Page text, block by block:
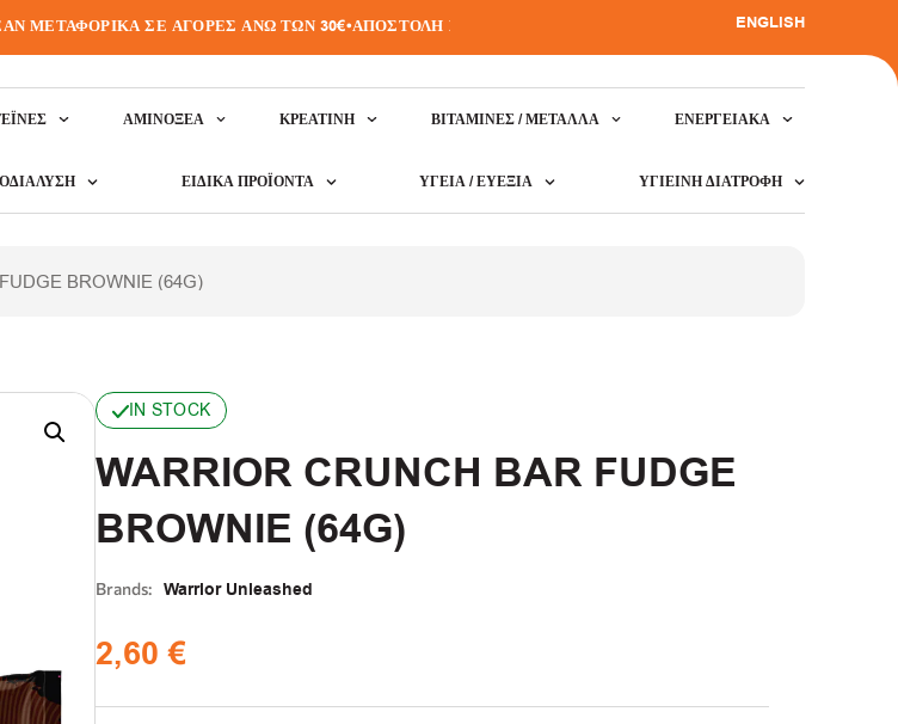
ΣΕ ΑΓΟΡΕΣ ΑΝΩ ΤΩΝ 30€ •ΑΠΟΣΤΟΛΗ ΣΕ ΟΛΗ ΤΗΝ ΕΛΛΑΔΑ ENGLISH
ΑΜΙΝΟΞΈΑ ΚΡΕΑΤΙΝΗ ΒΙΤΑΜΊΝΕΣ / ΜΈΤΑΛΛΑ ΕΝΕΡΓΕΙΑΚΆ
ΕΙΔΙΚΆ ΠΡΟΪΌΝΤΑ ΥΓΕΊΑ / ΕΥΕΞΊΑ ΥΓΙΕΙΝΉ ΔΙΑΤΡΟΦΉ
BROWNIE (64G)
IN STOCK
WARRIOR CRUNCH BAR FUDGE
BROWNIE (64G)
Brands: Warrior Unleashed
2,60€